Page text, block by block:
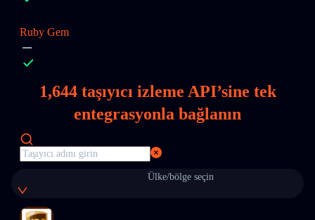
Ruby Gem
1,644taşıyıcı izleme API’sine tek
entegrasyonla bağlanın
Ülke/bölge seçin